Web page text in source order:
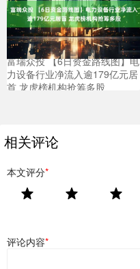
富瑞众投 【6日资金路线图】电
力设备行业净流入逾179亿元居
首 龙虎榜机构抢筹多股
相关评论
本文评分*
评论内容*